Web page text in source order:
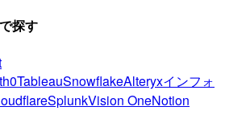
探す
TableauSnowflakeAlteryxインフォ
SplunkVision OneNotion